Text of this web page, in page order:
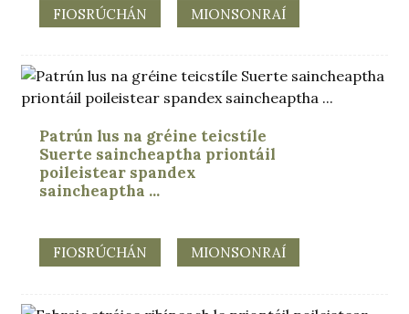
FIOSRÚCHÁN MIONSONRAÍ
Patrún lus na gréine teicstíle
Suerte saincheaptha priontáil
poileistear spandex
saincheaptha ...
FIOSRÚCHÁN MIONSONRAÍ